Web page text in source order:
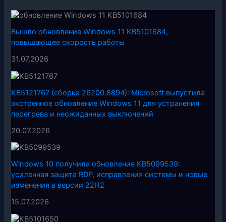
Вышло обновление Windows 11 KB5101684,
повышающее скорость работы
31.07.2026
KB5121767 (сборка 26200.8894): Microsoft выпустила
экстренное обновление Windows 11 для устранения
перегрева и неожиданных выключений
20.07.2026
Windows 10 получила обновление KB5099539:
усиленная защита RDP, исправления системы и новые
изменения в версии 22H2
15.07.2026